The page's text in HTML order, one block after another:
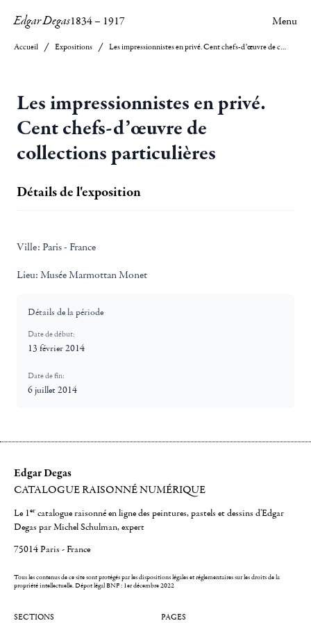
Edgar Degas1834– 1917 Menu
Accueil Expositions Les impressionnistes en privé. Cent chefs-d’œuvre de collections particulières
Les impressionnistes en privé.
Cent chefs-d’œuvre de
collections particulières
Détails de l'exposition
Ville: Paris - France
Lieu: Musée Marmottan Monet
Détails de la période
Date de début:
13 février 2014
Date de fin:
6 juillet 2014
Edgar Degas
CATALOGUE RAISONNÉ NUMÉRIQUE
Le 1er catalogue raisonné en ligne des peintures, pastels et dessins d'Edgar
Degas par Michel Schulman, expert
75014 Paris - France
Tous les contenus de ce site sont protégés par les dispositions légales et réglementaires sur les droits de la
propriété intellectuelle.Dépot légal BNF : 1er décembre 2022
SECTIONS PAGES